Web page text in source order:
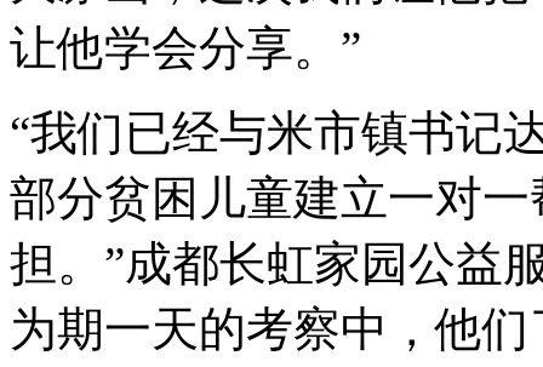
让他学会分享。”
“我们已经与米市镇书记
部分贫困儿童建立一对
担。”成都长虹家园公益
为期一天的考察中，他